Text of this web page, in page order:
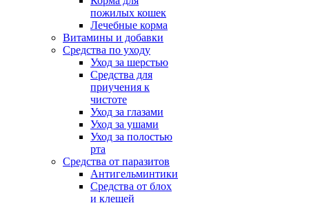
пожилых кошек
Лечебные корма
Витамины и добавки
Средства по уходу
Уход за шерстью
Средства для
приучения к
чистоте
Уход за глазами
Уход за ушами
Уход за полостью
рта
Средства от паразитов
Антигельминтики
Средства от блох
и клещей